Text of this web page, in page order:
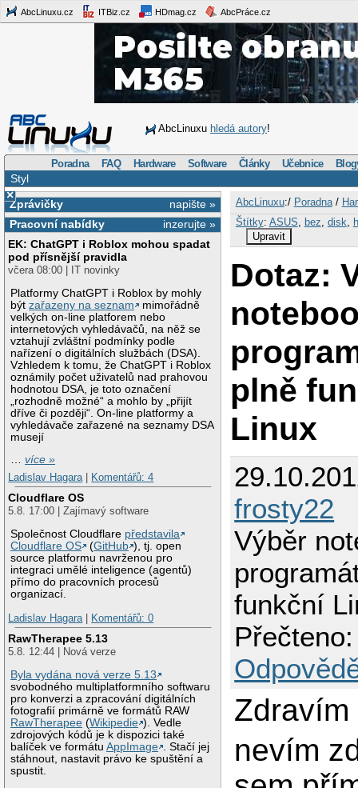
AbcLinuxu.cz ITBiz.cz HDmag.cz AbcPráce.cz
AbcLinuxu hledá autory!
Poradna FAQ Hardware Software Články Učebnice
Styl
×
napište »
Zprávičky
inzerujte »
Pracovní nabídky
EK: ChatGPT i Roblox mohou spadat
pod přísnější pravidla
včera 08:00 | IT novinky
Platformy ChatGPT i Roblox by mohly
býtzařazeny na seznam
mimořádně
velkých on-line platforem nebo
internetových vyhledávačů, na něž se
vztahují zvláštní podmínky podle
nařízení o digitálních službách (DSA).
Vzhledem k tomu, že ChatGPT i Roblox
oznámily počet uživatelů nad prahovou
hodnotou DSA, je toto označení
„rozhodně možné“ a mohlo by „přijít
dříve či později“. On-line platformy a
vyhledávače zařazené na seznamy DSA
musejí
…více »
Ladislav Hagara
Komentářů: 4
Cloudflare OS
5.8. 17:00 | Zajímavý software
Společnost Cloudflare představila
Cloudflare OS
(GitHub ), tj. open
source platformu navrženou pro
integraci umělé inteligence (agentů)
přímo do pracovních procesů
organizací.
Ladislav Hagara
Komentářů: 0
RawTherapee 5.13
5.8. 12:44 | Nová verze
Byla vydána nová verze 5.13
svobodného multiplatformního softwaru
pro konverzi a zpracování digitálních
fotografií primárně ve formátů RAW
RawTherapee (Wikipedie ). Vedle
zdrojových kódů je k dispozici také
balíček ve formátuAppImage . Stačí jej
stáhnout, nastavit právo ke spuštění a
spustit.
AbcLinuxu:/ Poradna/
Štítky: ASUS bez disk
Upravit
Dotaz:
plně
Linux
frosty22
Výběr
funkční
Zdravím
nevím